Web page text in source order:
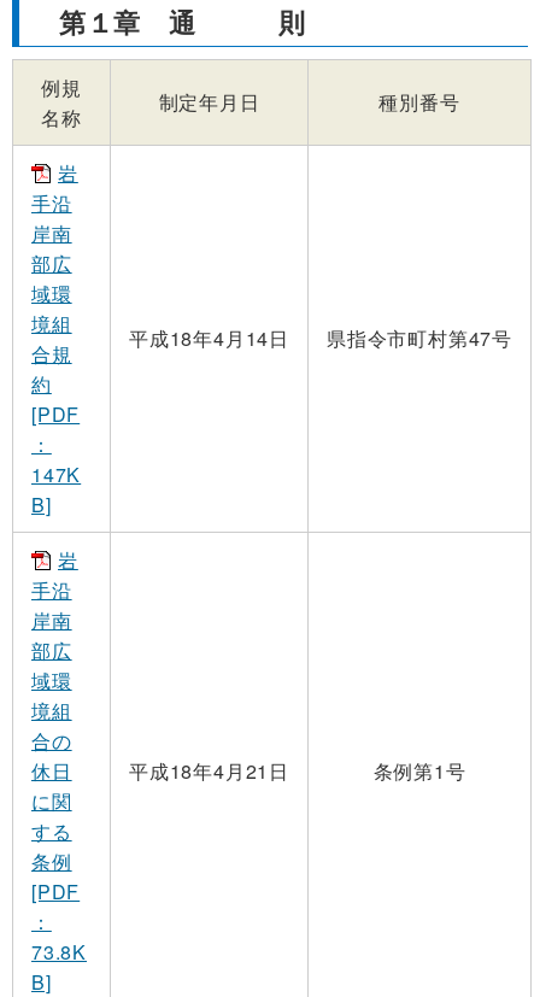
第１章 通 則
例規
名称
制定年月日 種別番号
岩
手沿
岸南
部広
域環
境組
合規
約
[PDF
：
147K
B]
平成18年4月14日 県指令市町村第47号
岩
手沿
岸南
部広
域環
境組
合の
休日
に関
する
条例
[PDF
：
73.8K
B]
平成18年4月21日 条例第1号